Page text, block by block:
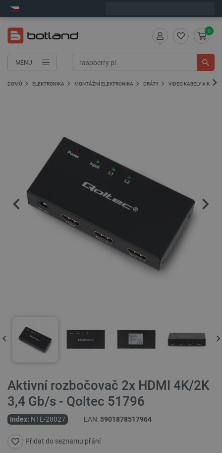
MENU
0
DOMŮ ELEKTRONIKA MONTÁŽNÍ ELEKTRONIKA DRÁTY VIDEO KABELY A
Aktivní rozbočovač 2x HDMI 4K/2K
3,4 Gb/s - Qoltec 51796
Index: NTE-28027 EAN: 5901878517964
Přidat do seznamu přání